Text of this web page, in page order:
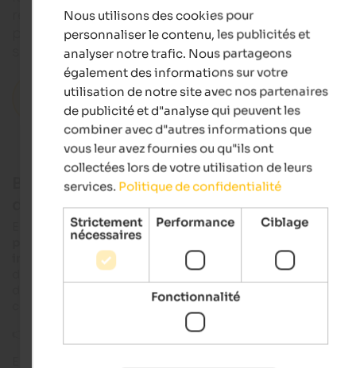
réalisation. Une évaluation réaliste de la situation
place ainsi qu'un comportement adéquat sur le
sont décisifs pour la sécurité.
Appartements de vacances dans le domaine
skiable du Tyrol du Sud
Bien évaluer la situation en matière
d'avalanches
En hiver, ledanger d'avalancheestréévalué chaque jour et
publié dans un bulletin d'avalanches
importante pour la planification des randonnées
du Sud, le Tyrol et le Trentin -
y compris le niveau de danger
des informations sur la constitution du manteau neigeux et
conditions météorologiques.
Consulter le rapport actuel sur les avalanches !
Nous utilisons des cookies pour
personnaliser le contenu, les publicités et
analyser notre trafic. Nous partageons
également des informations sur votre
utilisation de notre site avec nos partenaires
de publicité et d"analyse qui peuvent les
combiner avec d"autres informations que
vous leur avez fournies ou qu"ils ont
collectées lors de votre utilisation de leurs
services. Politique de confidentialité
Strictement
nécessaires
Performance Ciblage
Fonctionnalité